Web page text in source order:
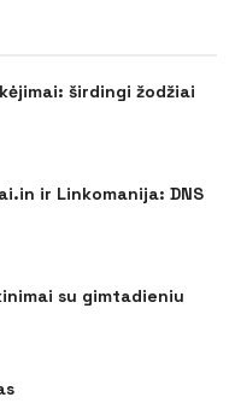
širdingi žodžiai
ir Linkomanija: DNS
su gimtadieniu